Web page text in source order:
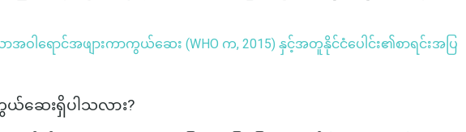
ာင်အဖျားကာကွယ်ဆေး (WHO က, 2015) နှင့်အတူနိုင်ငံပေါင်း၏စာရင်းအပြ
ဆေးရှိပါသလား?